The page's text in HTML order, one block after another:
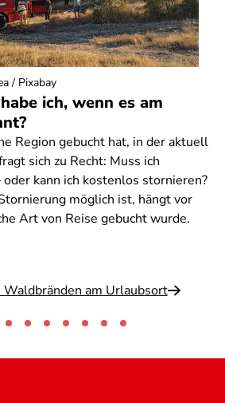
ich, wenn es am
Region gebucht hat, in der aktuell
sich zu Recht: Muss ich
kann ich kostenlos stornieren?
möglich ist, hängt vor
Art von Reise gebucht wurde.
Waldbränden am Urlaubsort
/ Pixabay